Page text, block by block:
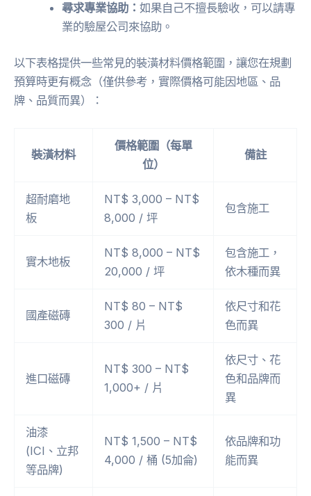
尋求專業協助：如果自己不擅長驗收，可以請專
業的驗屋公司來協助。
以下表格提供一些常見的裝潢材料價格範圍，讓您在規劃
預算時更有概念（僅供參考，實際價格可能因地區、品
牌、品質而異）：
裝潢材料
價格範圍（每單
位）
備註
超耐磨地
板
NT$ 3,000 – NT$
8,000 / 坪
包含施工
實木地板
NT$ 8,000 – NT$
20,000 / 坪
包含施工，
依木種而異
國產磁磚
NT$ 80 – NT$
300 / 片
依尺寸和花
色而異
進口磁磚
NT$ 300 – NT$
1,000+ / 片
依尺寸、花
色和品牌而
異
油漆
(ICI、立邦
等品牌)
NT$ 1,500 – NT$
4,000 / 桶 (5加侖)
依品牌和功
能而異